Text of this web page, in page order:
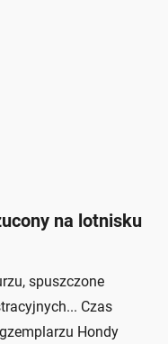
na lotnisku
spuszczone
Czas
Hondy